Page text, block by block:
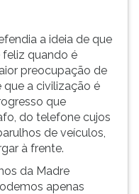
a ideia de que
feliz quando é
preocupação de
que a civilização é
que
do telefone cujos
de veículos,
à frente.
da Madre
apenas